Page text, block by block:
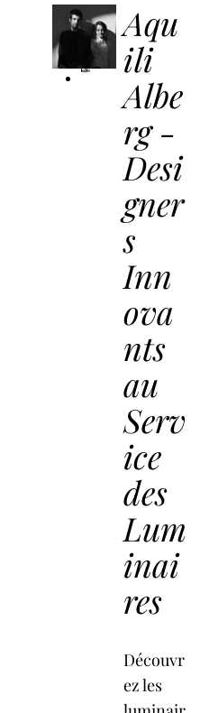
Kundalini
Aqu
ili
Albe
rg -
Desi
gner
s
Inn
ova
nts
au
Serv
ice
des
Lum
inai
res
Découvr
ez les